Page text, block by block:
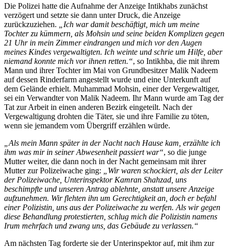
Die Polizei hatte die Aufnahme der Anzeige Intikhabs zunächst
verzögert und setzte sie dann unter Druck, die Anzeige
zurückzuziehen.
„Ich war damit beschäftigt, mich um meine
Tochter zu kümmern, als Mohsin und seine beiden Komplizen gegen
21 Uhr in mein Zimmer eindrangen und mich vor den Augen
meines Kindes vergewaltigten. Ich weinte und schrie um Hilfe, aber
niemand konnte mich vor ihnen retten.“, so Intikhba, die mit ihrem
Mann und ihrer Tochter im Mai von Grundbesitzer Malik Nadeem
auf dessen Rinderfarm angestellt wurde und eine Unterkunft auf
dem Gelände erhielt. Muhammad Mohsin, einer der Vergewaltiger,
sei ein Verwandter von Malik Nadeem. Ihr Mann wurde am Tag der
Tat zur Arbeit in einen anderen Bezirk eingeteilt. Nach der
Vergewaltigung drohten die Täter, sie und ihre Familie zu töten,
wenn sie jemandem vom Übergriff erzählen würde.
„Als mein Mann später in der Nacht nach Hause kam, erzählte ich
ihm was mir in seiner Abwesenheit passiert war“, so die junge
Mutter weiter, die dann noch in der Nacht gemeinsam mit ihrer
Mutter zur Polizeiwache ging:
„Wir waren schockiert, als der Leiter
der Polizeiwache, Unterinspektor Kamran Shahzad, uns
beschimpfte und unseren Antrag ablehnte, anstatt unsere Anzeige
aufzunehmen. Wir flehten ihn um Gerechtigkeit an, doch er befahl
einer Polizistin, uns aus der Polizeiwache zu werfen. Als wir gegen
diese Behandlung protestierten, schlug mich die Polizistin namens
Irum mehrfach und zwang uns, das Gebäude zu verlassen.“
Am nächsten Tag forderte sie der Unterinspektor auf, mit ihm zur